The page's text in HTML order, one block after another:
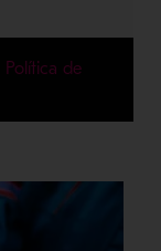
Política de